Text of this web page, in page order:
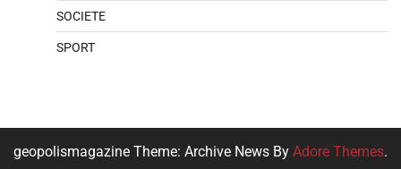
SOCIETE
SPORT
geopolismagazine Theme: Archive News By Adore Themes.